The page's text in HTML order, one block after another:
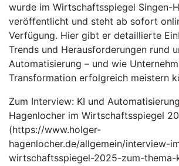
wurde im Wirtschaftsspiegel Singen-
veröffentlicht und steht ab sofort
Verfügung. Hier gibt er detaillierte
Trends und Herausforderungen rund
Automatisierung – und wie
Transformation erfolgreich meistern
Zum Interview: KI und
Hagenlocher im Wirtschaftsspiegel
(https://www.holger-
hagenlocher.de/allgemein/interview-
wirtschaftsspiegel-2025-zum-